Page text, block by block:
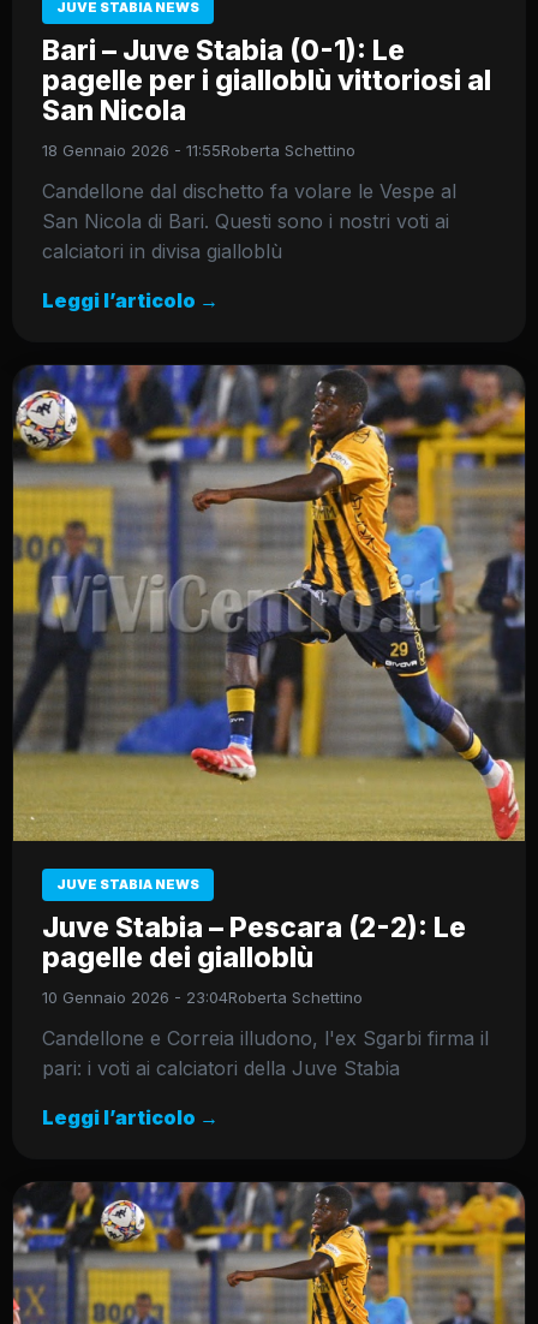
JUVE STABIA NEWS
Bari – Juve Stabia (0-1): Le
pagelle per i gialloblù vittoriosi al
San Nicola
18 Gennaio 2026 - 11:55Roberta Schettino
Candellone dal dischetto fa volare le Vespe al
San Nicola di Bari. Questi sono i nostri voti ai
calciatori in divisa gialloblù
Leggi l’articolo →
JUVE STABIA NEWS
Juve Stabia – Pescara (2-2): Le
pagelle dei gialloblù
10 Gennaio 2026 - 23:04Roberta Schettino
Candellone e Correia illudono, l'ex Sgarbi firma il
pari: i voti ai calciatori della Juve Stabia
Leggi l’articolo →